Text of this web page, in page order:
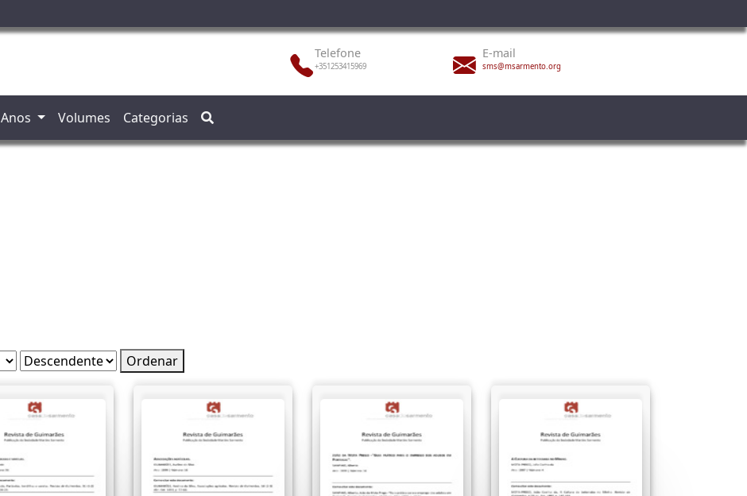
Telefone
+351253415969
E-mail
sms@msarmento.org
Anos Volumes Categorias
Ordenar